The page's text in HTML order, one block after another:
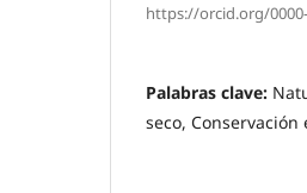
https://orcid.org/
Palabras clave:
seco,